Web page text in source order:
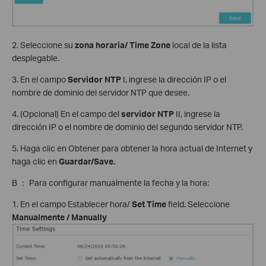
2. Seleccione su zona horaria/Time Zone local de la lista
desplegable.
3. En el campoServidor NTP I, ingrese la dirección IP o el
nombre de dominio del servidor NTP que desee.
4. (Opcional) En el campo del servidor NTP II, ingrese la
dirección IP o el nombre de dominio del segundo servidor NTP.
5. Haga clic en Obtener para obtener la hora actual de Internet y
haga clic en Guardar/Save.
B ： Para configurar manualmente la fecha y la hora:
1. En el campo Establecer hora/Set Timefield. Seleccione
Manualmente / Manually